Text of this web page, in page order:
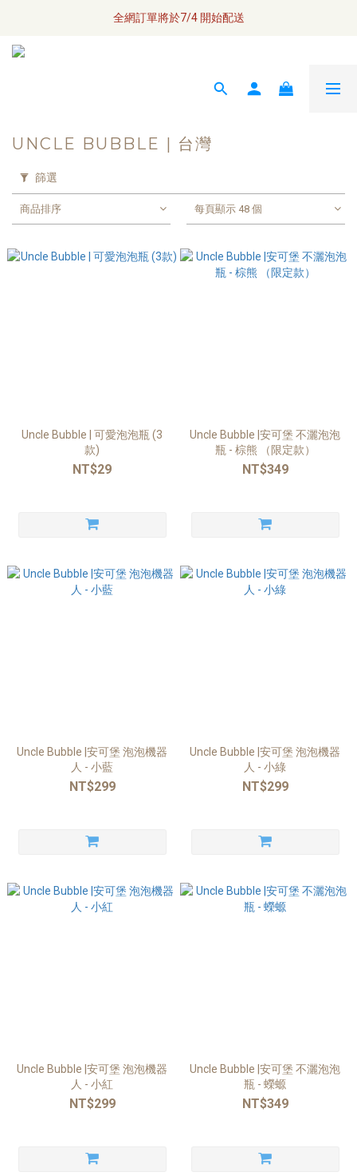
全網訂單將於7/4 開始配送
全網訂單將於7/4 開始配送
如何成為小布瓜 VIP
UNCLE BUBBLE | 台灣
篩選
商品排序 每頁顯示 48 個
Uncle Bubble | 可愛泡泡瓶 (3
款)
NT$29
Uncle Bubble |安可堡 不灑泡泡
瓶 - 棕熊 （限定款）
NT$349
Uncle Bubble |安可堡 泡泡機器
人 - 小藍
NT$299
Uncle Bubble |安可堡 泡泡機器
人 - 小綠
NT$299
Uncle Bubble |安可堡 泡泡機器
人 - 小紅
NT$299
Uncle Bubble |安可堡 不灑泡泡
瓶 - 蠑螈
NT$349